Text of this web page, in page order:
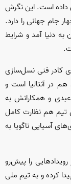
داده است. این نگرش
جام جهانی را دارد.
منتهی به جام جهانی ۲۰۰۶ آلمان به دنیا آمد و شرایط
کادر فنی نسل‌سازی
در آنتالیا است و
و همکارانش به
تیم هم نظارت کامل
آسیایی ناگویا به
اخیر یکی از رویداد‌هایی را پیش‌رو
کرده و به تیم ملی